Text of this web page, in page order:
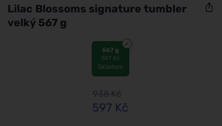
Lilac Blossoms signature tumbler
velký 567 g
567 g
597 Kč
Skladem
938Kč
597 Kč